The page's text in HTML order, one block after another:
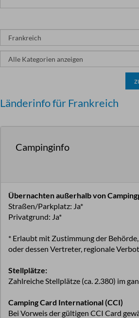
Länderinfo für Frankreich
Campinginfo
Übernachten außerhalb von
Straßen/Parkplatz: Ja*
Privatgrund: Ja*
* Erlaubt mit Zustimmung der
oder dessen Vertreter, regionale
Stellplätze:
Zahlreiche Stellplätze (ca. 2.380) im
Camping Card International (CCI)
Bei Vorweis der gültigen CCI Card